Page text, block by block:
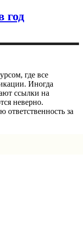
год
где все
Иногда
ссылки на
неверно.
ответственность за